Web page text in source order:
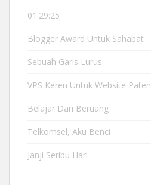
01:29:25
Blogger Award Untuk Sahabat
Sebuah Garis Lurus
VPS Keren Untuk Website Paten
Belajar Dari Beruang
Telkomsel, Aku Benci
Janji Seribu Hari